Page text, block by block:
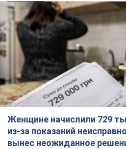
Женщине начислили 729
из-за показаний
вынес неожиданное